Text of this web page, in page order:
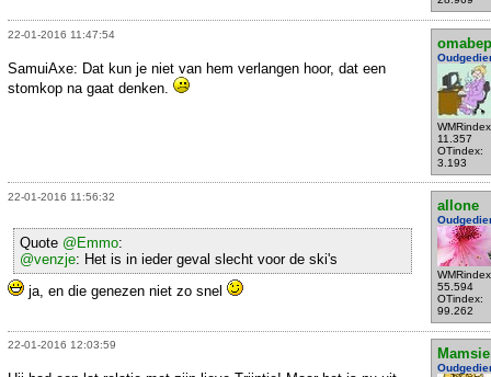
22-01-2016 11:47:54
omabep
11.357
OTindex:
3.193
SamuiAxe: Dat kun je niet van hem verlangen hoor, dat een
stomkop na gaat denken.
22-01-2016 11:56:32
allone
55.594
OTindex:
99.262
Quote @Emmo:
@venzje: Het is in ieder geval slecht voor de ski's
ja, en die genezen niet zo snel
22-01-2016 12:03:59
Mamsie